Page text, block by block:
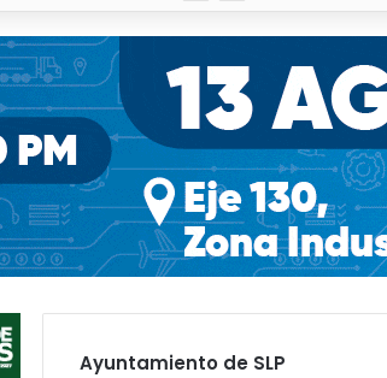
Ayuntamiento de SLP